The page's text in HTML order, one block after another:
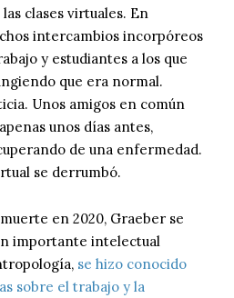
clases virtuales. En
intercambios incorpóreos
y estudiantes a los que
que era normal.
Unos amigos en común
unos días antes,
de una enfermedad.
se derrumbó.
en 2020, Graeber se
importante intelectual
se hizo conocido
sobre el trabajo y la